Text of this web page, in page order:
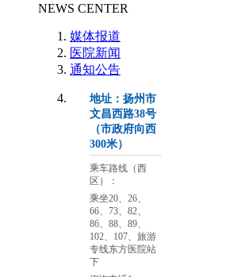
NEWS CENTER
媒体报道
医院新闻
通知公告
地址：扬州市
文昌西路38号
（市政府向西
300米）
乘车路线（西
区）：
乘坐20、26、
66、73、82、
86、88、89、
102、107、旅游
专线东方医院站
下